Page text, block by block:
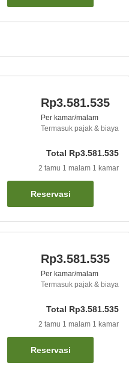
Rp3.581.535
Per kamar/malam
Termasuk pajak & biaya
Total Rp3.581.535
2 tamu 1 malam 1 kamar
Reservasi
Rp3.581.535
Per kamar/malam
Termasuk pajak & biaya
Total Rp3.581.535
2 tamu 1 malam 1 kamar
Reservasi